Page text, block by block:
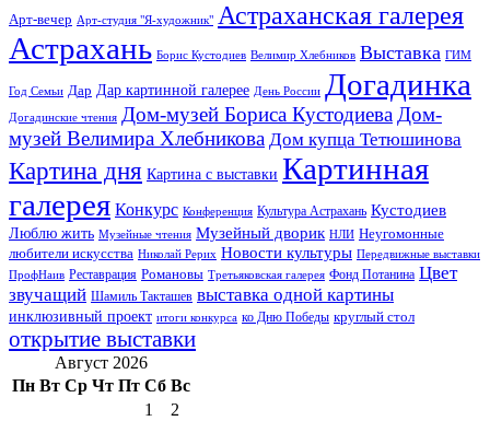
Арт-вечер Арт-студия "Я-художник" Астраханская галерея
Астрахань Борис Кустодиев Велимир Хлебников Выставка ГИМ
Год Семьи Дар Дар картинной галерее День России Догадинка
Догадинские чтения Дом-музей Бориса КустодиеваДом-
музей Велимира Хлебникова Дом купца Тетюшинова
Картина дня Картина с выставки Картинная
галерея Конкурс Конференция Культура Астрахань Кустодиев
Люблю жить Музейные чтения Музейный дворик НЛИ Неугомонные
любители искусства Николай Рерих Новости культуры Передвижные выставки
ПрофНаив Реставрация Романовы Третьяковская галерея Фонд Потанина Цвет
звучащий Шамиль Такташев выставка одной картины
инклюзивный проект итоги конкурса ко Дню Победы круглый стол
открытие выставки
Август 2026
Пн Вт Ср Чт Пт Сб Вс
1
2